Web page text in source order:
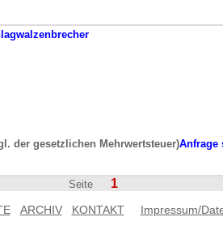
der gesetzlichen Mehrwertsteuer)Anfrage
Seite 1
ARCHIV KONTAKT Impressum/